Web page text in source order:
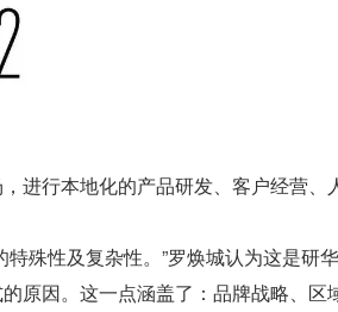
进行本地化的产品研发、客户经营、
殊性及复杂性。”罗焕城认为这是研
原因。这一点涵盖了：品牌战略、区